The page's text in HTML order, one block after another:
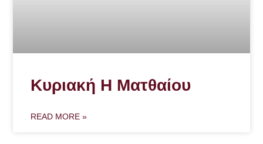
Κυριακή Η Ματθαίου
READ MORE »